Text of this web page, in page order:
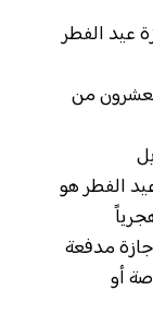
عيد الفطر
من
الفطر هو
مدفعة
أو